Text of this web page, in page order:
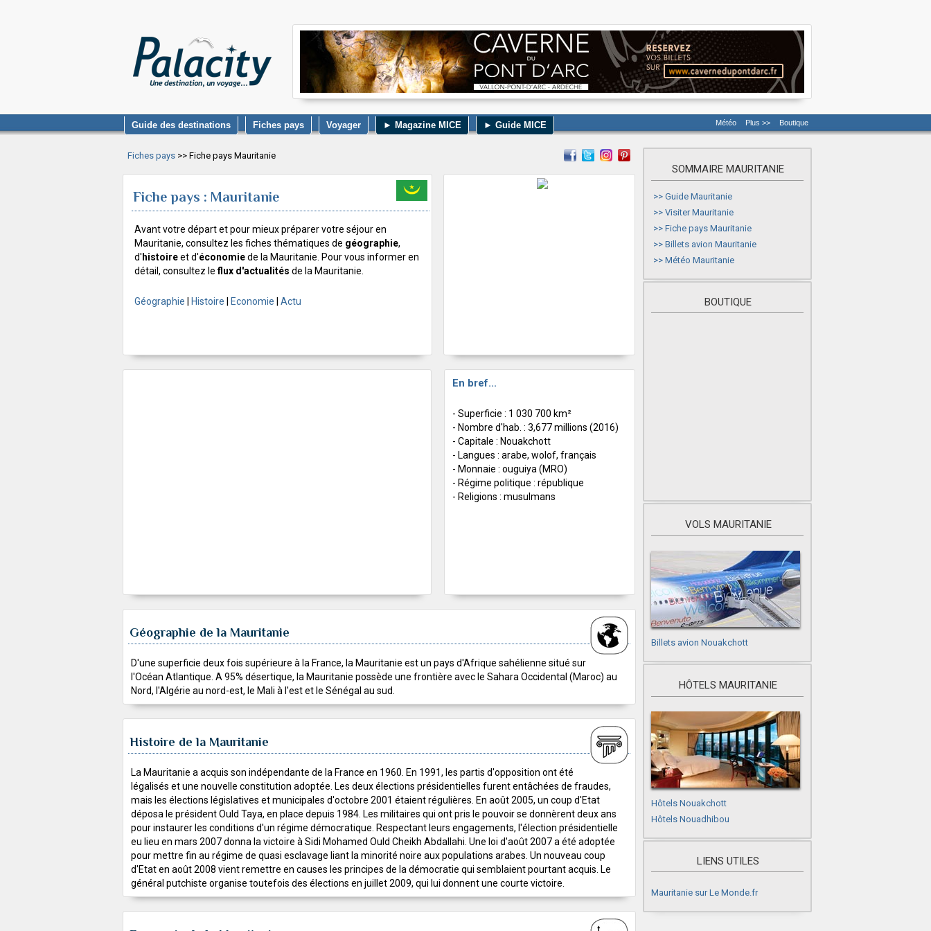
Guide des destinations Fiches pays Voyager ► Magazine MICE ► Guide MICE Météo Plus >> Boutique
Fiches pays >> Fiche pays Mauritanie
Fiche pays : Mauritanie
Avant votre départ et pour mieux préparer votre séjour en
Mauritanie, consultez les fiches thématiques de géographie,
d' histoireet d'économiede la Mauritanie. Pour vous informer en
détail, consultez leflux d'actualités de la Mauritanie.
Géographie Histoire Economie Actu
En bref...
- Superficie : 1 030 700 km²
- Nombre d'hab. : 3,677 millions (2016)
- Capitale : Nouakchott
- Langues : arabe, wolof, français
- Monnaie : ouguiya (MRO)
- Régime politique : république
- Religions : musulmans
Géographie de la Mauritanie
D'une superficie deux fois supérieure à la France, la Mauritanie est un pays d'Afrique sahélienne situé sur
l'Océan Atlantique. A 95% désertique, la Mauritanie possède une frontière avec le Sahara Occidental (Maroc) au
Nord, l'Algérie au nord-est, le Mali à l'est et le Sénégal au sud.
Histoire de la Mauritanie
La Mauritanie a acquis son indépendante de la France en 1960. En 1991, les partis d'opposition ont été
légalisés et une nouvelle constitution adoptée. Les deux élections présidentielles furent entâchées de fraudes,
mais les élections législatives et municipales d'octobre 2001 étaient régulières. En août 2005, un coup d'Etat
déposa le président Ould Taya, en place depuis 1984. Les militaires qui ont pris le pouvoir se donnèrent deux ans
pour instaurer les conditions d'un régime démocratique. Respectant leurs engagements, l'élection présidentielle
eu lieu en mars 2007 donna la victoire à Sidi Mohamed Ould Cheikh Abdallahi. Une loi d'août 2007 a été adoptée
pour mettre fin au régime de quasi esclavage liant la minorité noire aux populations arabes. Un nouveau coup
d'Etat en août 2008 vient remettre en causes les principes de la démocratie qui semblaient pourtant acquis. Le
général putchiste organise toutefois des élections en juillet 2009, qui lui donnent une courte victoire.
SOMMAIRE MAURITANIE
>> Guide Mauritanie
>> Visiter Mauritanie
>> Fiche pays Mauritanie
>> Billets avion Mauritanie
>> Météo Mauritanie
BOUTIQUE
VOLS MAURITANIE
Billets avion Nouakchott
HÔTELS MAURITANIE
Hôtels Nouakchott
Hôtels Nouadhibou
LIENS UTILES
Mauritanie sur Le Monde.fr